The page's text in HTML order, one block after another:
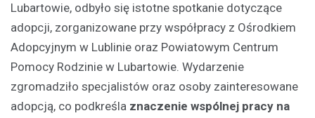
Lubartowie, odbyło się istotne spotkanie dotyczące
adopcji, zorganizowane przy współpracy z Ośrodkiem
Adopcyjnym w Lublinie oraz Powiatowym Centrum
Pomocy Rodzinie w Lubartowie. Wydarzenie
zgromadziło specjalistów oraz osoby zainteresowane
adopcją, co podkreśla znaczenie wspólnej pracy na